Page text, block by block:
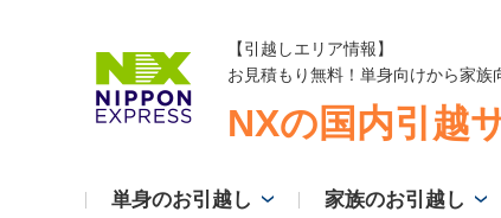
【引越しエリア情報】
お見積もり無料！単身向けから家族
NXの国内引越
単身のお引越し 家族のお引越し